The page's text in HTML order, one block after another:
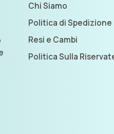
Chi Siamo
Politica di Spedizione
Resi e Cambi
Politica Sulla